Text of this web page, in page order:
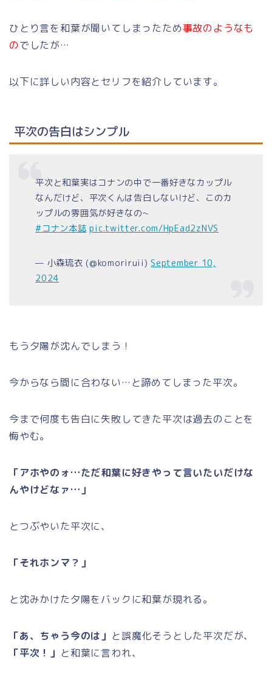
ひとり言を和葉が聞いてしまったため事故のようなも
のでしたが…
以下に詳しい内容とセリフを紹介しています。
平次の告白はシンプル
平次と和葉実はコナンの中で一番好きなカップル
なんだけど、平次くんは告白しないけど、このカ
ップルの雰囲気が好きなの~
#コナン本誌 pic.twitter.com/HpEad2zNVS
— 小森琉衣 (@komoriruii)September 10,
2024
もう夕陽が沈んでしまう！
今からなら間に合わない…と諦めてしまった平次。
今まで何度も告白に失敗してきた平次は過去のことを
悔やむ。
「アホやのォ…ただ和葉に好きやって言いたいだけな
んやけどなァ…」
とつぶやいた平次に、
「それホンマ？」
と沈みかけた夕陽をバックに和葉が現れる。
「あ、ちゃう今のは」 と誤魔化そうとした平次だが、
「平次！」 と和葉に言われ、